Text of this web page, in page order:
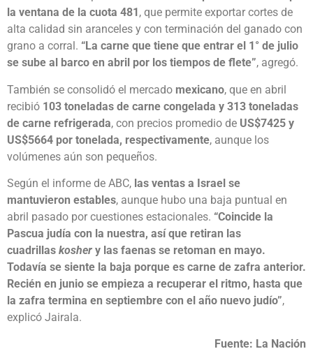
la ventana de la cuota 481 , que permite exportar cortes de
alta calidad sin aranceles y con terminación del ganado con
grano a corral. “La carne que tiene que entrar el 1° de julio
se sube al barco en abril por los tiempos de flete”, agregó.
También se consolidó el mercado mexicano, que en abril
recibió 103 toneladas de carne congelada y 313 toneladas
de carne refrigerada, con precios promedio de US$7425 y
US$5664 por tonelada, respectivamente, aunque los
volúmenes aún son pequeños.
Según el informe de ABC, las ventas a Israel se
mantuvieron estables, aunque hubo una baja puntual en
abril pasado por cuestiones estacionales. “Coincide la
Pascua judía con la nuestra, así que retiran las
cuadrillas kosher y las faenas se retoman en mayo.
Todavía se siente la baja porque es carne de zafra anterior.
Recién en junio se empieza a recuperar el ritmo, hasta que
la zafra termina en septiembre con el año nuevo judío”,
explicó Jairala.
Fuente: La Nación